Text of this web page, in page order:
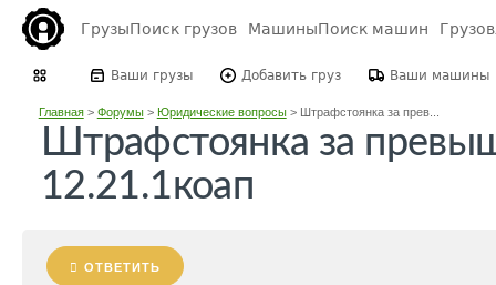
ГрузыПоиск грузов МашиныПоиск машин
Ваши грузы Добавить груз Ваши машины
Главная> Форумы> Юридические вопросы> Штрафстоянка за прев...
Штрафстоянка за
12.21.1коап
ОТВЕТИТЬ